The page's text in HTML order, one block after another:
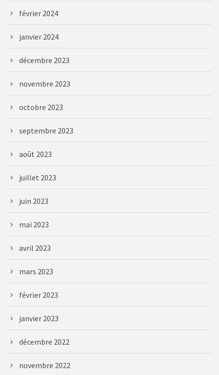
février 2024
janvier 2024
décembre 2023
novembre 2023
octobre 2023
septembre 2023
août 2023
juillet 2023
juin 2023
mai 2023
avril 2023
mars 2023
février 2023
janvier 2023
décembre 2022
novembre 2022